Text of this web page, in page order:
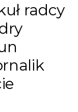
radcy